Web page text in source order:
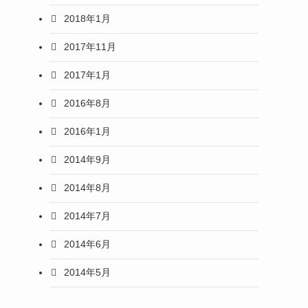
2018年1月
2017年11月
2017年1月
2016年8月
2016年1月
2014年9月
2014年8月
2014年7月
2014年6月
2014年5月